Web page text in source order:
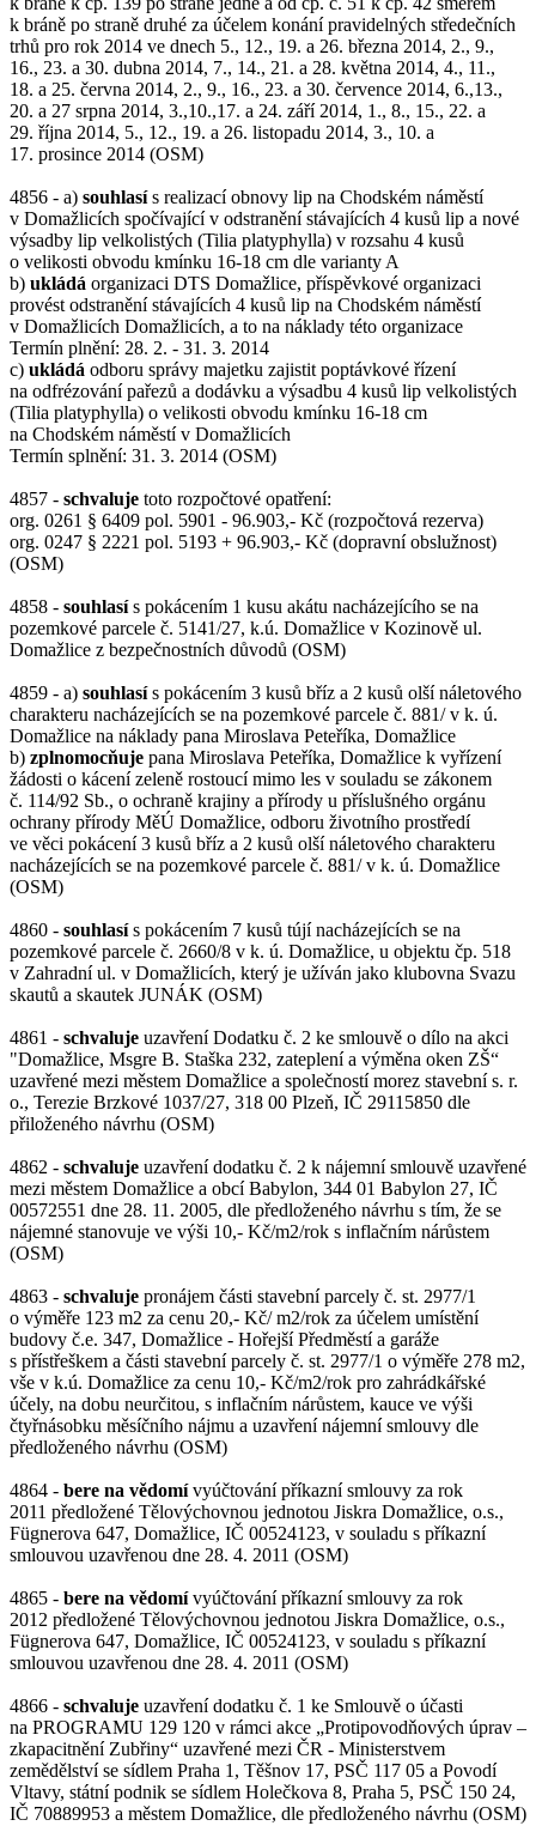
k bráně po straně druhé za účelem konání pravidelných středečních
trhů pro rok 2014 ve dnech 5., 12., 19. a 26. března 2014, 2., 9.,
16., 23. a 30. dubna 2014, 7., 14., 21. a 28. května 2014, 4., 11.,
18. a 25. června 2014, 2., 9., 16., 23. a 30. července 2014, 6.,13.,
20. a 27 srpna 2014, 3.,10.,17. a 24. září 2014, 1., 8., 15., 22. a
29. října 2014, 5., 12., 19. a 26. listopadu 2014, 3., 10. a
17. prosince 2014 (OSM)
4856 - a) souhlasís realizací obnovy lip na Chodském náměstí
v Domažlicích spočívající v odstranění stávajících 4 kusů lip a nové
výsadby lip velkolistých (Tilia platyphylla) v rozsahu 4 kusů
o velikosti obvodu kmínku 16-18 cm dle varianty A
b) ukládá organizaci DTS Domažlice, příspěvkové organizaci
provést odstranění stávajících 4 kusů lip na Chodském náměstí
v Domažlicích Domažlicích, a to na náklady této organizace
Termín plnění: 28. 2. - 31. 3. 2014
c) ukládá odboru správy majetku zajistit poptávkové řízení
na odfrézování pařezů a dodávku a výsadbu 4 kusů lip velkolistých
(Tilia platyphylla) o velikosti obvodu kmínku 16-18 cm
na Chodském náměstí v Domažlicích
Termín splnění: 31. 3. 2014 (OSM)
4857 - schvaluje toto rozpočtové opatření:
org. 0261 § 6409 pol. 5901 - 96.903,- Kč (rozpočtová rezerva)
org. 0247 § 2221 pol. 5193 + 96.903,- Kč (dopravní obslužnost)
(OSM)
4858 - souhlasís pokácením 1 kusu akátu nacházejícího se na
pozemkové parcele č. 5141/27, k.ú. Domažlice v Kozinově ul.
Domažlice z bezpečnostních důvodů (OSM)
4859 - a) souhlasís pokácením 3 kusů bříz a 2 kusů olší náletového
charakteru nacházejících se na pozemkové parcele č. 881/ v k. ú.
Domažlice na náklady pana Miroslava Peteříka, Domažlice
b) zplnomocňuje pana Miroslava Peteříka, Domažlice k vyřízení
žádosti o kácení zeleně rostoucí mimo les v souladu se zákonem
č. 114/92 Sb., o ochraně krajiny a přírody u příslušného orgánu
ochrany přírody MěÚ Domažlice, odboru životního prostředí
ve věci pokácení 3 kusů bříz a 2 kusů olší náletového charakteru
nacházejících se na pozemkové parcele č. 881/ v k. ú. Domažlice
(OSM)
4860 - souhlasís pokácením 7 kusů tújí nacházejících se na
pozemkové parcele č. 2660/8 v k. ú. Domažlice, u objektu čp. 518
v Zahradní ul. v Domažlicích, který je užíván jako klubovna Svazu
skautů a skautek JUNÁK (OSM)
4861 - schvaluje uzavření Dodatku č. 2 ke smlouvě o dílo na akci
"Domažlice, Msgre B. Staška 232, zateplení a výměna oken ZŠ“
uzavřené mezi městem Domažlice a společností morez stavební s. r.
o., Terezie Brzkové 1037/27, 318 00 Plzeň, IČ 29115850 dle
přiloženého návrhu (OSM)
4862 - schvaluje uzavření dodatku č. 2 k nájemní smlouvě uzavřené
mezi městem Domažlice a obcí Babylon, 344 01 Babylon 27, IČ
00572551 dne 28. 11. 2005, dle předloženého návrhu s tím, že se
nájemné stanovuje ve výši 10,- Kč/m2/rok s inflačním nárůstem
(OSM)
4863 - schvaluje pronájem části stavební parcely č. st. 2977/1
o výměře 123 m2 za cenu 20,- Kč/ m2/rok za účelem umístění
budovy č.e. 347, Domažlice - Hořejší Předměstí a garáže
s přístřeškem a části stavební parcely č. st. 2977/1 o výměře 278 m2,
vše v k.ú. Domažlice za cenu 10,- Kč/m2/rok pro zahrádkářské
účely, na dobu neurčitou, s inflačním nárůstem, kauce ve výši
čtyřnásobku měsíčního nájmu a uzavření nájemní smlouvy dle
předloženého návrhu (OSM)
4864 - bere na vědomívyúčtování příkazní smlouvy za rok
2011 předložené Tělovýchovnou jednotou Jiskra Domažlice, o.s.,
Fügnerova 647, Domažlice, IČ 00524123, v souladu s příkazní
smlouvou uzavřenou dne 28. 4. 2011 (OSM)
4865 - bere na vědomívyúčtování příkazní smlouvy za rok
2012 předložené Tělovýchovnou jednotou Jiskra Domažlice, o.s.,
Fügnerova 647, Domažlice, IČ 00524123, v souladu s příkazní
smlouvou uzavřenou dne 28. 4. 2011 (OSM)
4866 - schvaluje uzavření dodatku č. 1 ke Smlouvě o účasti
na PROGRAMU 129 120 v rámci akce „Protipovodňových úprav –
zkapacitnění Zubřiny“ uzavřené mezi ČR - Ministerstvem
zemědělství se sídlem Praha 1, Těšnov 17, PSČ 117 05 a Povodí
Vltavy, státní podnik se sídlem Holečkova 8, Praha 5, PSČ 150 24,
IČ 70889953 a městem Domažlice, dle předloženého návrhu (OSM)